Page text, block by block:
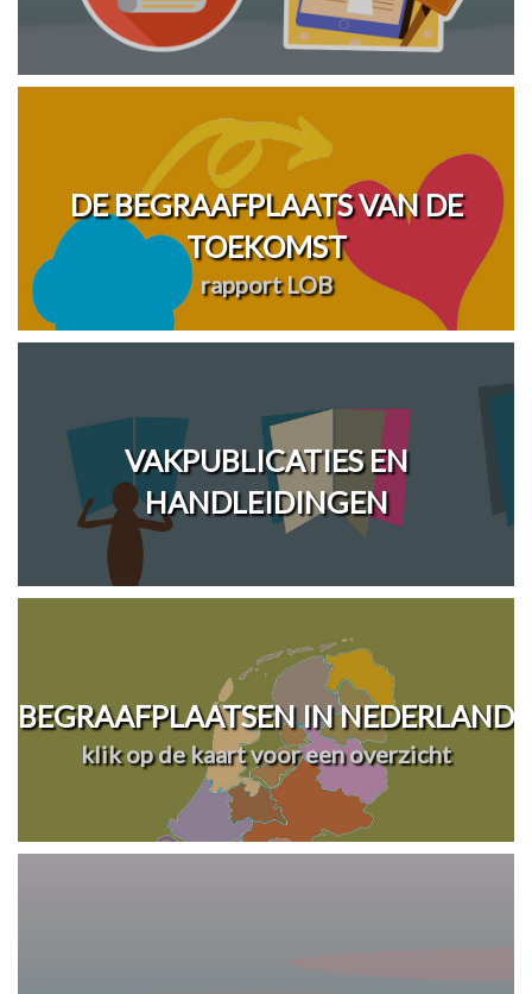
DE BEGRAAFPLAATS VAN DE
TOEKOMST
rapport LOB
VAKPUBLICATIES EN
HANDLEIDINGEN
BEGRAAFPLAATSEN IN NEDERLAND
klik op de kaart voor een overzicht